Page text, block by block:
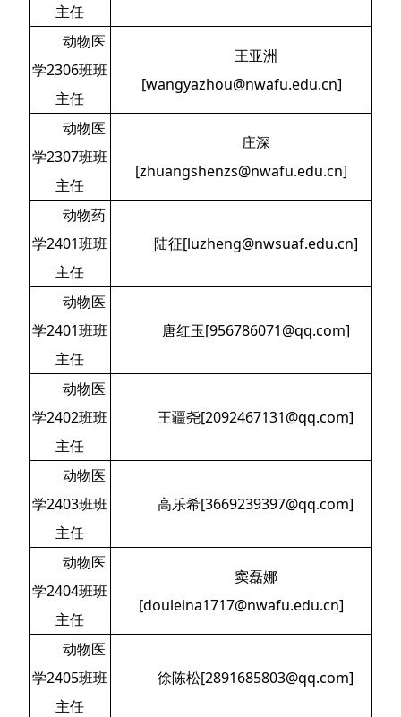
主任
动物医
学2306班班
主任
王亚洲
[wangyazhou@nwafu.edu.cn]
动物医
学2307班班
主任
庄深
[zhuangshenzs@nwafu.edu.cn]
动物药
学2401班班
主任
陆征[luzheng@nwsuaf.edu.cn]
动物医
学2401班班
主任
唐红玉[956786071@qq.com]
动物医
学2402班班
主任
王疆尧[2092467131@qq.com]
动物医
学2403班班
主任
高乐希[3669239397@qq.com]
动物医
学2404班班
主任
窦磊娜
[douleina1717@nwafu.edu.cn]
动物医
学2405班班
主任
徐陈松[2891685803@qq.com]